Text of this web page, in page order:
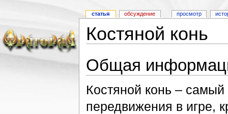
Костяной конь
Общая
Костяной конь –
передвижения в игре,
статья обсуждение просмотр